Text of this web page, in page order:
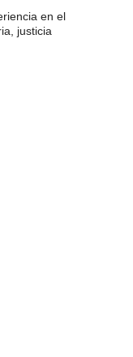
en el
justicia